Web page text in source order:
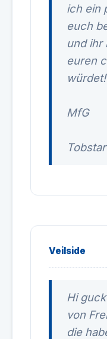
ich ein
euch
und ihr
euren
würdet!
MfG
Tobstar
Veilside
Hi
von
die